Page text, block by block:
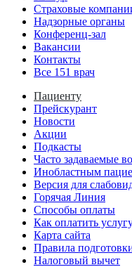
Страховые
Надзорные органы
Конференц-зал
Вакансии
Контакты
Все 151 врач
Пациенту
Прейскурант
Новости
Акции
Подкасты
Часто задаваемые
Инобластным
Версия для
Горячая Линия
Способы оплаты
Как оплатить
Карта сайта
Правила
Налоговый вычет